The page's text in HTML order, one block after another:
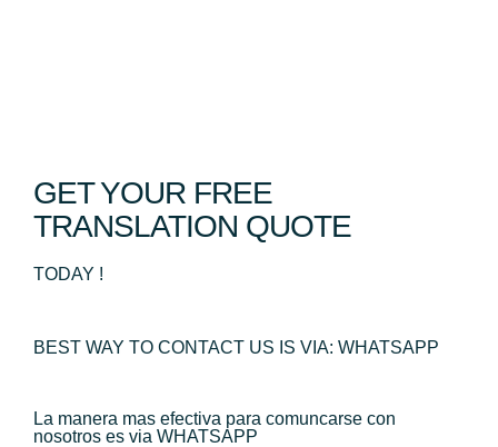
GET YOUR FREE
TRANSLATION QUOTE
TODAY !
BEST WAY TO CONTACT US IS VIA: WHATSAPP
La manera mas efectiva para comuncarse con
nosotros es via WHATSAPP